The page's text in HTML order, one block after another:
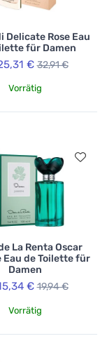
Delicate Rose Eau
für Damen
€ 32,91 €
Vorrätig
La Renta Oscar
Eau de Toilette für
Damen
€ 19,94 €
Vorrätig